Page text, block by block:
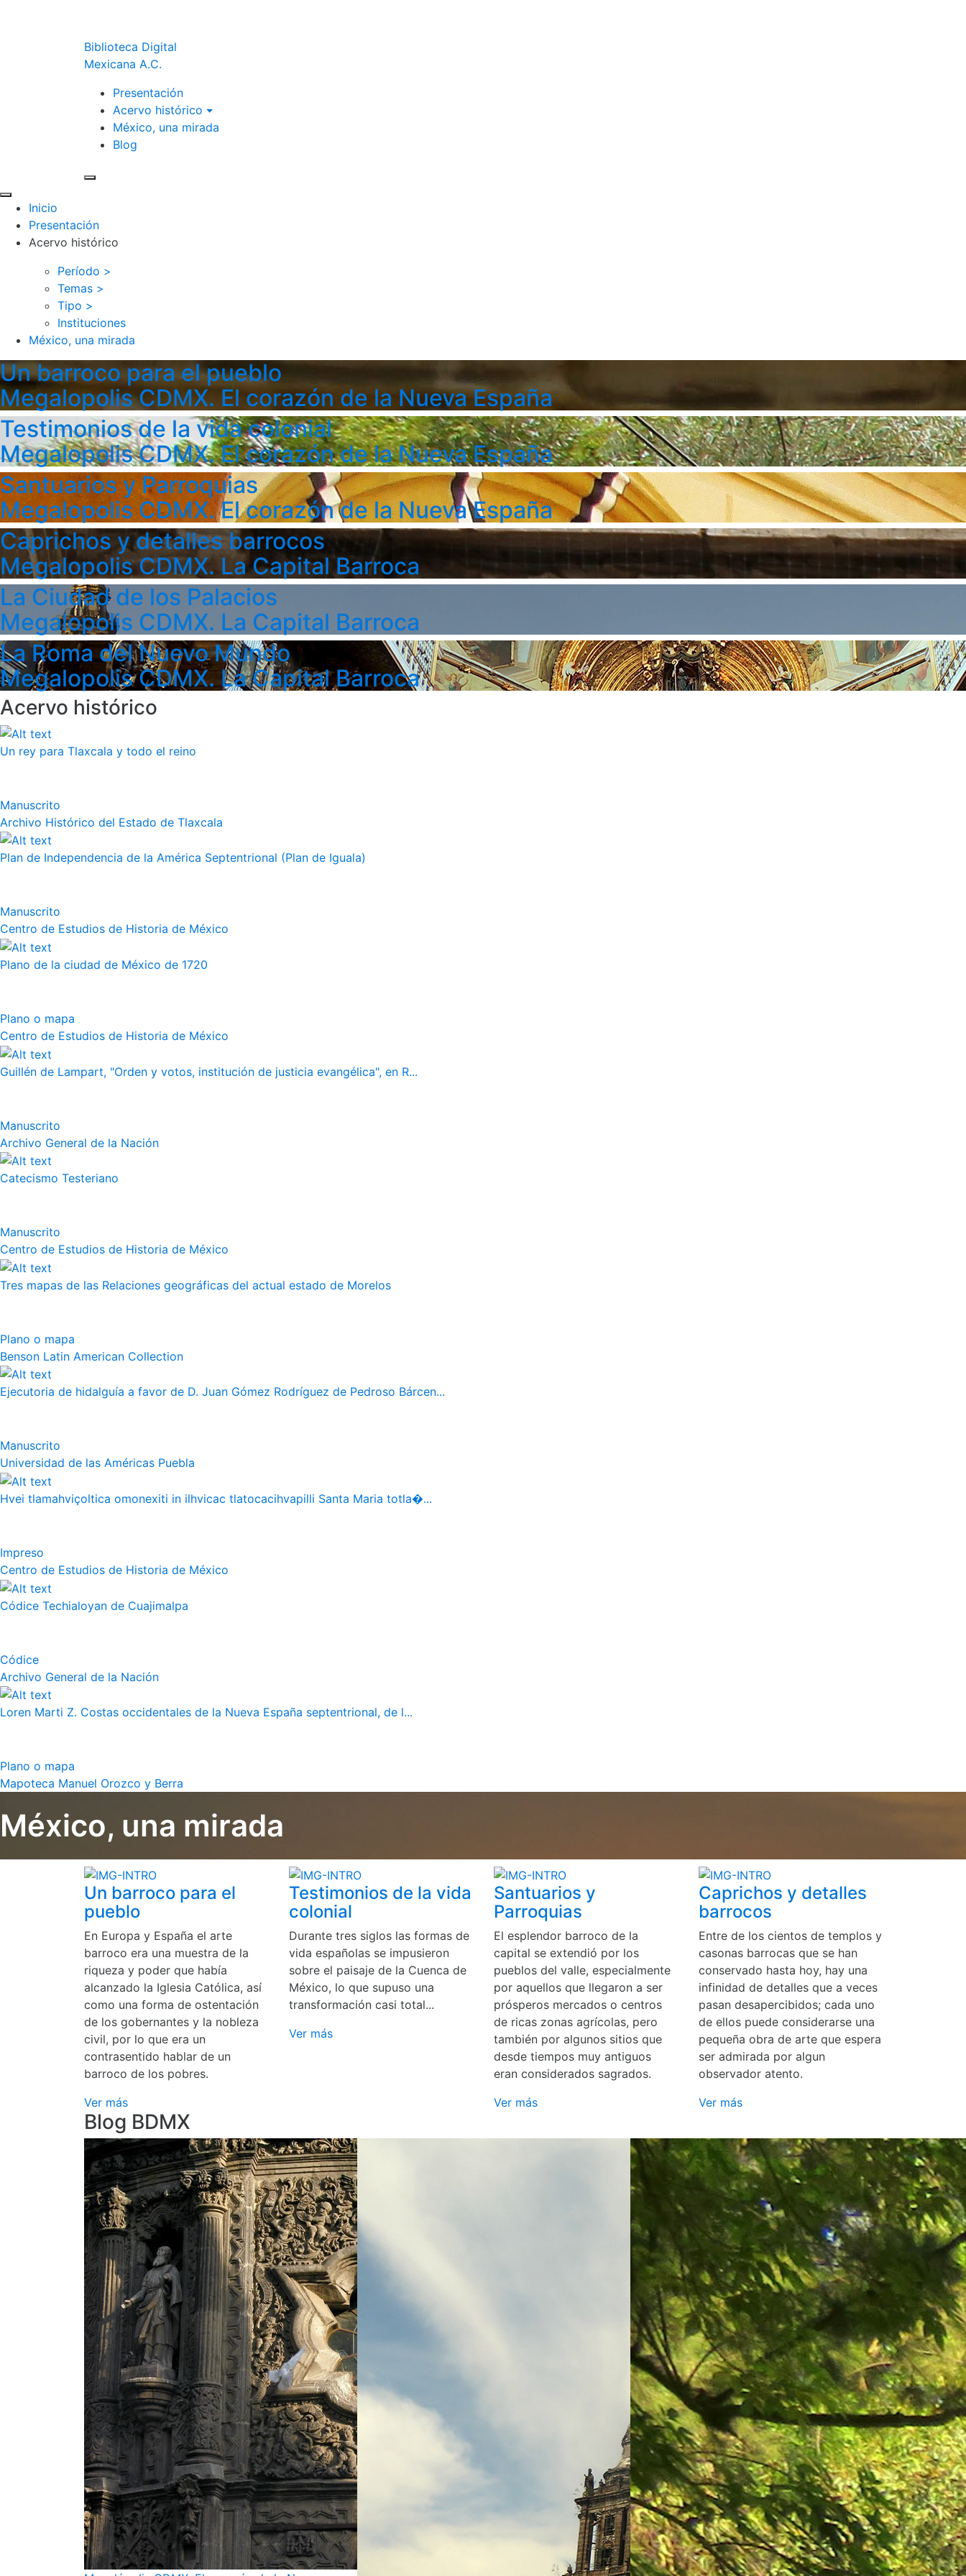
Biblioteca Digital
Mexicana A.C.
Presentación
Acervo histórico
México, una mirada
Blog
Inicio
Presentación
Acervo histórico
Período >
Temas >
Tipo >
Instituciones
México, una mirada
Un barroco para el pueblo
Megalopolis CDMX. El corazón de la Nueva España
Testimonios de la vida colonial
Megalopolis CDMX. El corazón de la Nueva España
Santuarios y Parroquias
Megalopolis CDMX. El corazón de la Nueva España
Caprichos y detalles barrocos
Megalopolis CDMX. La Capital Barroca
La Ciudad de los Palacios
Megalopolis CDMX. La Capital Barroca
La Roma del Nuevo Mundo
Megalopolis CDMX. La Capital Barroca
Acervo histórico
Un rey para Tlaxcala y todo el reino
Manuscrito
Archivo Histórico del Estado de Tlaxcala
Plan de Independencia de la América Septentrional (Plan de Iguala)
Manuscrito
Centro de Estudios de Historia de México
Plano de la ciudad de México de 1720
Plano o mapa
Centro de Estudios de Historia de México
Guillén de Lampart, "Orden y votos, institución de justicia evangélica", en R...
Manuscrito
Archivo General de la Nación
Catecismo Testeriano
Manuscrito
Centro de Estudios de Historia de México
Tres mapas de las Relaciones geográficas del actual estado de Morelos
Plano o mapa
Benson Latin American Collection
Ejecutoria de hidalguía a favor de D. Juan Gómez Rodríguez de Pedroso Bárcen...
Manuscrito
Universidad de las Américas Puebla
Hvei tlamahviçoltica omonexiti in ilhvicac tlatocacihvapilli Santa Maria totla�...
Impreso
Centro de Estudios de Historia de México
Códice Techialoyan de Cuajimalpa
Códice
Archivo General de la Nación
Loren Marti Z. Costas occidentales de la Nueva España septentrional, de l...
Plano o mapa
Mapoteca Manuel Orozco y Berra
México, una mirada
Un barroco para el
pueblo
En Europa y España el arte
barroco era una muestra de la
riqueza y poder que había
alcanzado la Iglesia Católica, así
como una forma de ostentación
de los gobernantes y la nobleza
civil, por lo que era un
contrasentido hablar de un
barroco de los pobres.
Ver más
Testimonios de la vida
colonial
Durante tres siglos las formas de
vida españolas se impusieron
sobre el paisaje de la Cuenca de
México, lo que supuso una
transformación casi total...
Ver más
Santuarios y
Parroquias
El esplendor barroco de la
capital se extendió por los
pueblos del valle, especialmente
por aquellos que llegaron a ser
prósperos mercados o centros
de ricas zonas agrícolas, pero
también por algunos sitios que
desde tiempos muy antiguos
eran considerados sagrados.
Ver más
Caprichos y detalles
barrocos
Entre de los cientos de templos y
casonas barrocas que se han
conservado hasta hoy, hay una
infinidad de detalles que a veces
pasan desapercibidos; cada uno
de ellos puede considerarse una
pequeña obra de arte que espera
ser admirada por algun
observador atento.
Ver más
Blog BDMX